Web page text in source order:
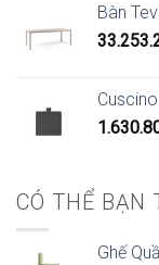
Bàn
CÓ THỂ BẠN
Ghế